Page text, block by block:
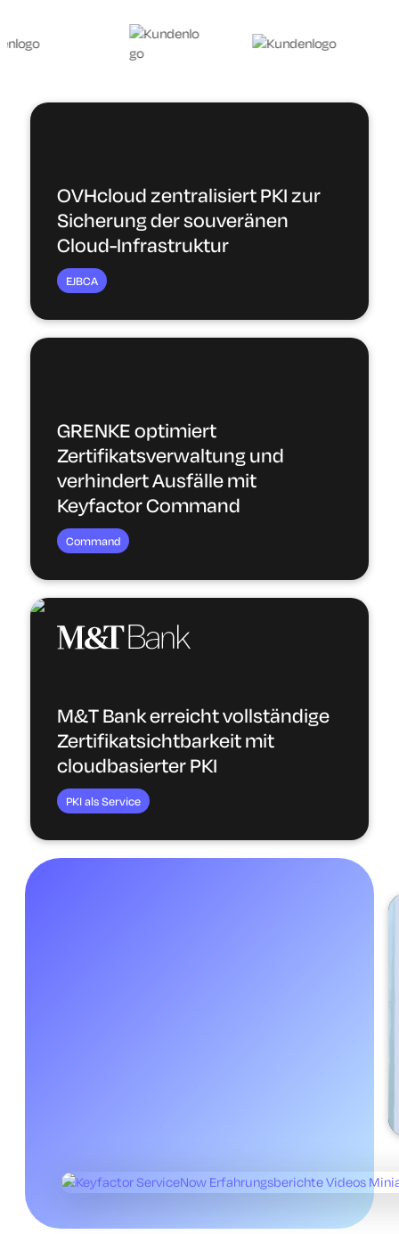
OVHcloud zentralisiert PKI zur
Sicherung der souveränen
Cloud-Infrastruktur
EJBCA
GRENKE optimiert
Zertifikatsverwaltung und
verhindert Ausfälle mit
Keyfactor Command
Command
M&T Bank erreicht vollständige
Zertifikatsichtbarkeit mit
cloudbasierter PKI
PKI als Service